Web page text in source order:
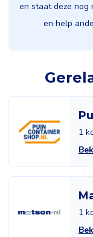
en staat deze nog
en help
1
1